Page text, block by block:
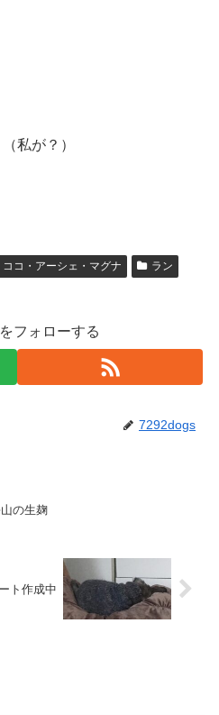
私が？）
ココ・アーシェ・マグナ
ラン
フォローする
7292dogs
の生麹
ト作成中